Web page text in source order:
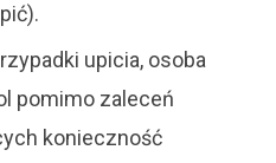
upicia, osoba
pomimo zaleceń
konieczność